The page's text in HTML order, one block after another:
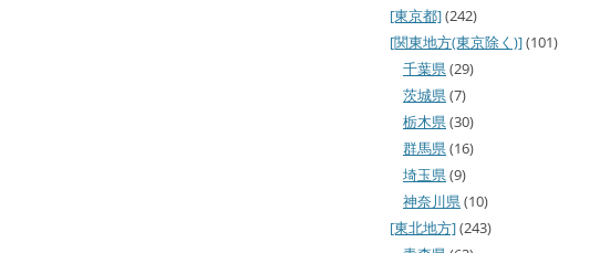
[東京都](242)
[関東地方(東京除く)](101)
千葉県(29)
茨城県(7)
栃木県(30)
群馬県(16)
埼玉県(9)
神奈川県(10)
[東北地方](243)